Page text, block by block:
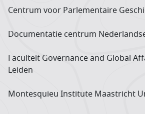
Centrum voor Parlementaire
Documentatie centrum
Faculteit Governance and Global
Leiden
Montesquieu Institute Maastricht